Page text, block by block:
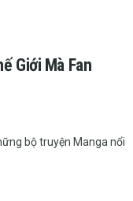
Giới Mà Fan
bộ truyện Manga nổi